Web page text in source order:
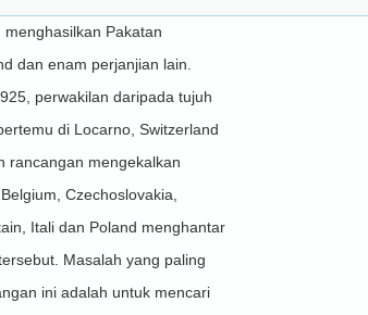
Pakatan
dan enam perjanjian lain.
perwakilan daripada tujuh
di Locarno, Switzerland
rancangan mengekalkan
Czechoslovakia,
Itali dan Poland menghantar
Masalah yang paling
ini adalah untuk mencari